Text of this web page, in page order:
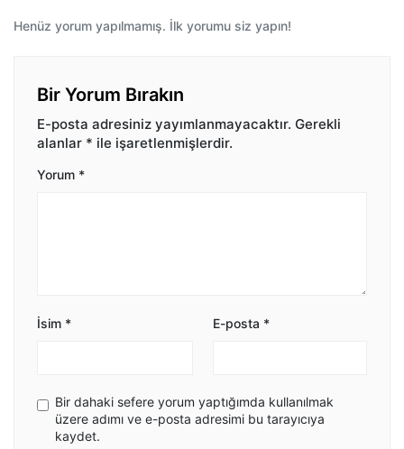
Henüz yorum yapılmamış. İlk yorumu siz yapın!
Bir Yorum Bırakın
E-posta adresiniz yayımlanmayacaktır. Gerekli
alanlar * ile işaretlenmişlerdir.
Yorum *
İsim * E-posta *
Bir dahaki sefere yorum yaptığımda kullanılmak
üzere adımı ve e-posta adresimi bu tarayıcıya
kaydet.